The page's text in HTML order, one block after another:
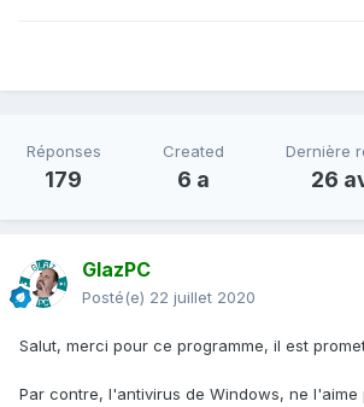
Réponses
179
Created
6 a
Dernière
26
GlazPC
Posté(e) 22 juillet 2020
Salut, merci pour ce programme, il est
Par contre, l'antivirus de Windows, ne l'aime